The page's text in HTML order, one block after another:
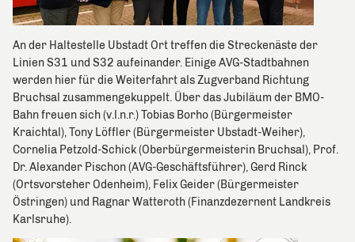
An der Haltestelle Ubstadt Ort treffen die Streckenäste der
Linien S31 und S32 aufeinander. Einige AVG-Stadtbahnen
werden hier für die Weiterfahrt als Zugverband Richtung
Bruchsal zusammengekuppelt. Über das Jubiläum der BMO-
Bahn freuen sich (v.l.n.r.) Tobias Borho (Bürgermeister
Kraichtal), Tony Löffler (Bürgermeister Ubstadt-Weiher),
Cornelia Petzold-Schick (Oberbürgermeisterin Bruchsal), Prof.
Dr. Alexander Pischon (AVG-Geschäftsführer), Gerd Rinck
(Ortsvorsteher Odenheim), Felix Geider (Bürgermeister
Östringen) und Ragnar Watteroth (Finanzdezernent Landkreis
Karlsruhe).